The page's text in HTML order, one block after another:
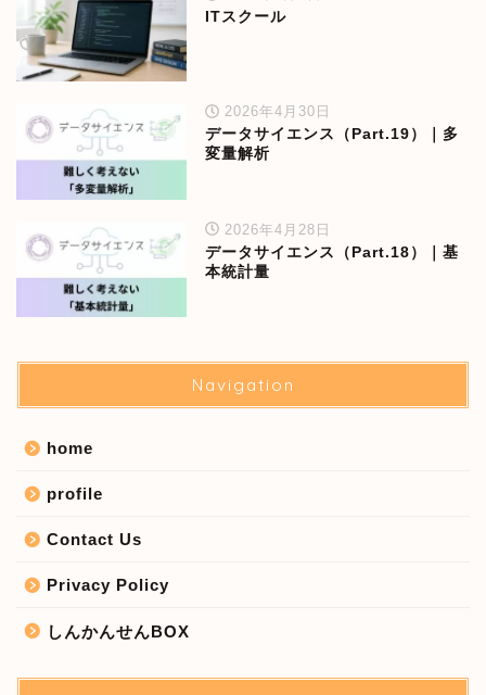
ITスクール
2026年4月30日
データサイエンス（Part.19）｜多
変量解析
2026年4月28日
データサイエンス（Part.18）｜基
本統計量
Navigation
home
profile
Contact Us
Privacy Policy
しんかんせんBOX